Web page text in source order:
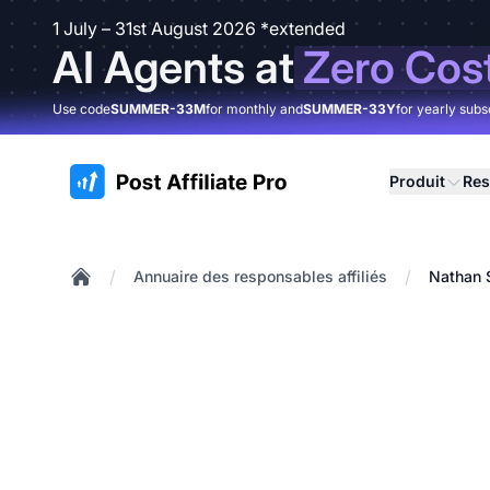
1 July – 31st August 2026 *extended
AI Agents atZero
Use codeSUMMER-33Mfor monthly andSUMMER-33Yfor yearly
:site.title Produit
/ Annuaire des responsables affiliés / Nathan